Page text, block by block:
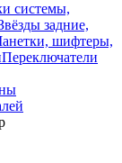
системы,
задние,
шифтеры,
Переключатели